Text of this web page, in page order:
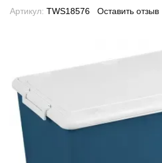
Артикул: TWS18576 Оставить отзыв